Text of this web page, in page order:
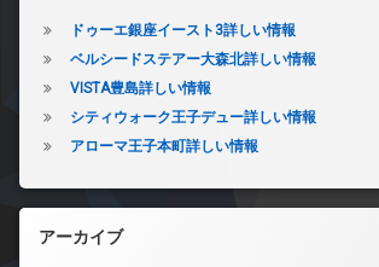
ドゥーエ銀座イースト3詳しい情報
ベルシードステアー大森北詳しい情報
VISTA豊島詳しい情報
シティウォーク王子デュー詳しい情報
アローマ王子本町詳しい情報
アーカイブ